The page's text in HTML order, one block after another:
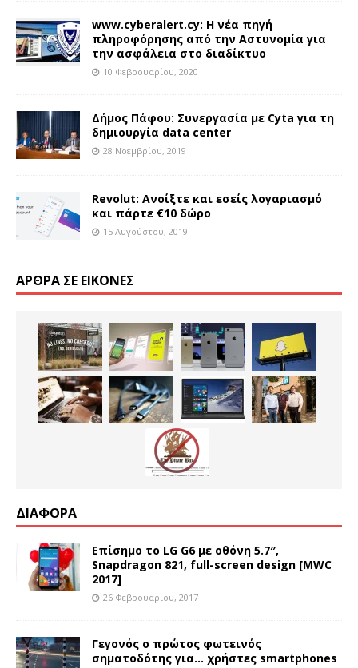
www.cyberalert.cy: Η νέα πηγή
πληροφόρησης από την Αστυνομία για
την ασφάλεια στο διαδίκτυο
10 Φεβρουαρίου, 2020
Δήμος Πάφου: Συνεργασία με Cyta για τη
δημιουργία data center
28 Νοεμβρίου, 2019
Revolut: Ανοίξτε και εσείς λογαριασμό
και πάρτε €10 δώρο
15 Αυγούστου, 2019
ΆΡΘΡΑ ΣΕ ΕΙΚΌΝΕΣ
ΔΙΑΦΟΡΑ
Επίσημο το LG G6 με οθόνη 5.7″,
Snapdragon 821, full-screen design [MWC
2017]
26 Φεβρουαρίου, 2017
Γεγονός ο πρώτος φωτεινός
σηματοδότης για… χρήστες smartphones